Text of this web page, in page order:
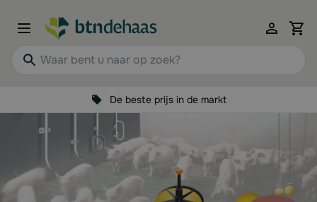
Waar bent u naar op zoek?
De beste prijs in de markt